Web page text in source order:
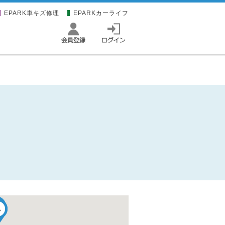
EPARK車キズ修理 EPARKカーライフ